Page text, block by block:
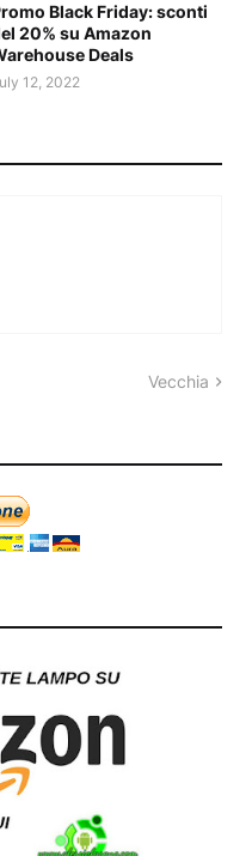
Black Friday: sconti
20% su Amazon
Deals
12, 2022
Vecchia